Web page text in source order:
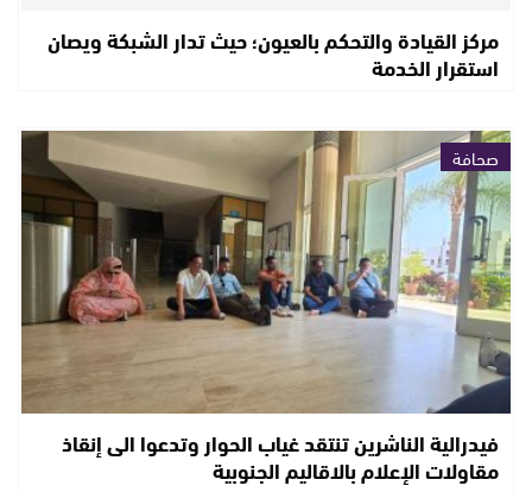
مركز القيادة والتحكم بالعيون؛ حيث تدار الشبكة ويصان
استقرار الخدمة
صحافة
فيدرالية الناشرين تنتقد غياب الحوار وتدعوا الى إنقاذ
مقاولات الإعلام بالاقاليم الجنوبية